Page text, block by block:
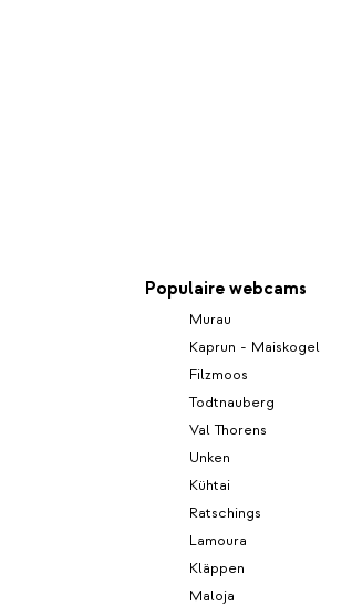
Populaire webcams
Murau
Kaprun - Maiskogel
Filzmoos
Todtnauberg
Val Thorens
Unken
Kühtai
Ratschings
Lamoura
Kläppen
Maloja